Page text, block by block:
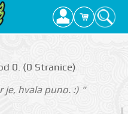
0. (0 Strаnicе)
je, hvala puno. :) "